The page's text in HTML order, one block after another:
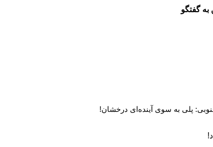
به گفتگو
پلی به سوی آینده‌ای درخشان!